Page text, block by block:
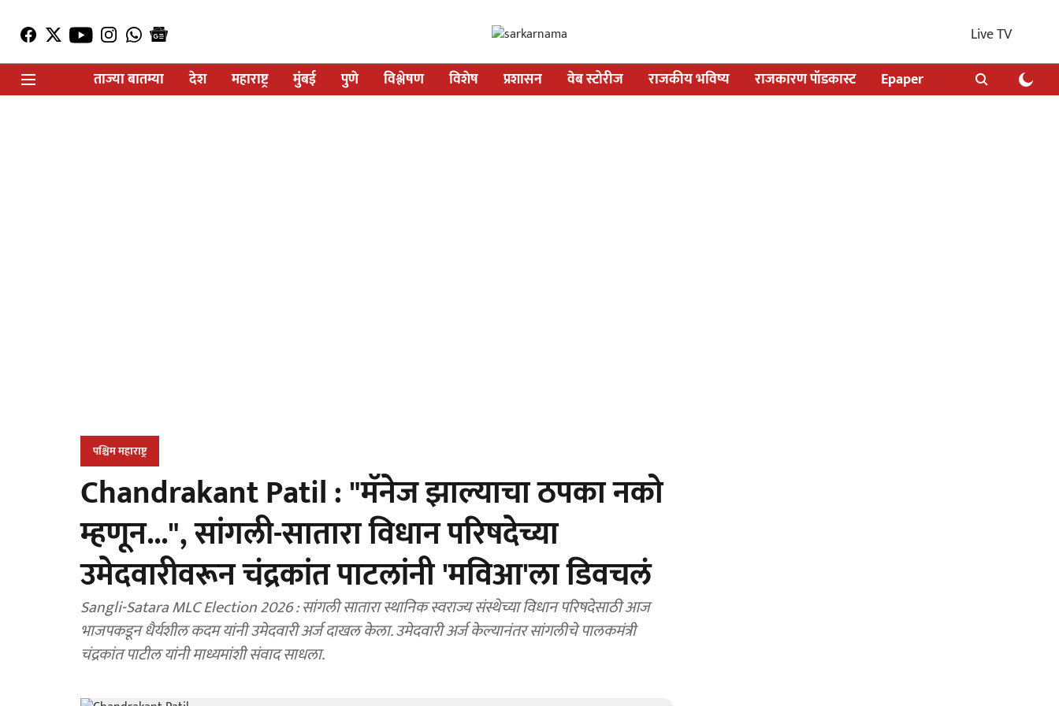
Live TV
ताज्या बातम्या
देश महाराष्ट्र मुंबई पुणे विश्लेषण विशेष प्रशासन वेब स्टोरीज राजकीय भविष्य राजकारण पॉडकास्ट Epaper
पश्चिम महाराष्ट्र
Chandrakant Patil : "मॅनेज झाल्याचा ठपका नको
म्हणून...", सांगली-सातारा विधान परिषदेच्या
उमेदवारीवरून चंद्रकांत पाटलांनी 'मविआ'ला डिवचलं
Sangli-Satara MLC Election 2026 : सांगली सातारा स्थानिक स्वराज्य संस्थेच्या विधान परिषदेसाठी आज
भाजपकडून धैर्यशील कदम यांनी उमेदवारी अर्ज दाखल केला. उमेदवारी अर्ज केल्यानंतर सांगलीचे पालकमंत्री
चंद्रकांत पाटील यांनी माध्यमांशी संवाद साधला.